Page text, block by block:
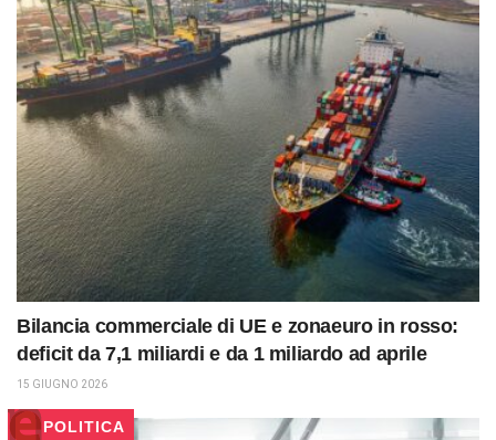
Bilancia commerciale di UE e zonaeuro in rosso:
deficit da 7,1 miliardi e da 1 miliardo ad aprile
15 GIUGNO 2026
POLITICA